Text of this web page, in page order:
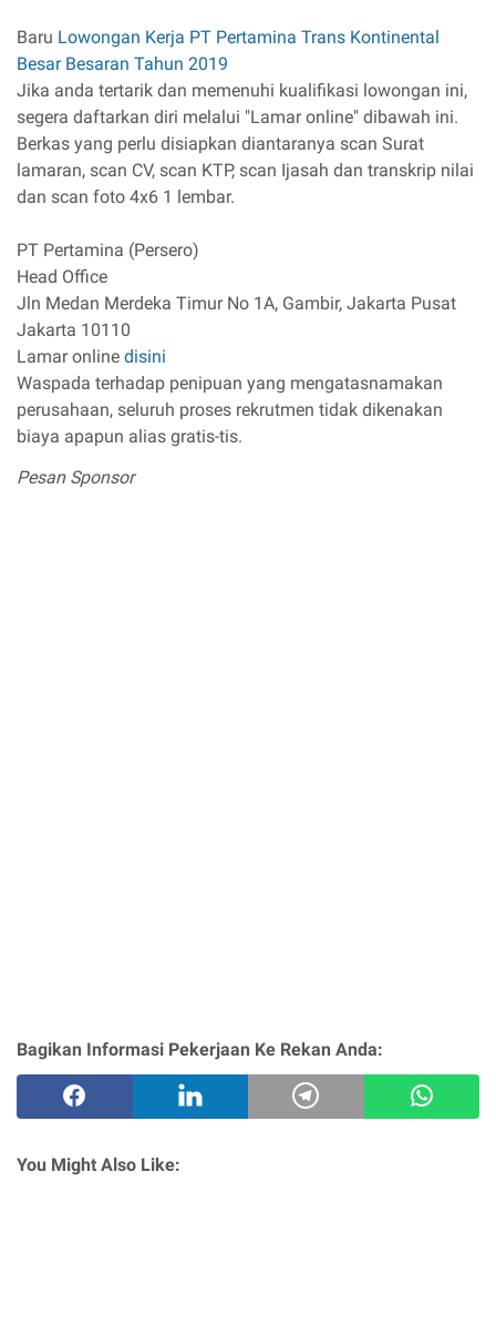
Baru Lowongan Kerja PT Pertamina Trans Kontinental
Besar Besaran Tahun 2019
Jika anda tertarik dan memenuhi kualifikasi lowongan ini,
segera daftarkan diri melalui "Lamar online" dibawah ini.
Berkas yang perlu disiapkan diantaranya scan Surat
lamaran, scan CV, scan KTP, scan Ijasah dan transkrip nilai
dan scan foto 4x6 1 lembar.
PT Pertamina (Persero)
Head Office
Jln Medan Merdeka Timur No 1A, Gambir, Jakarta Pusat
Jakarta 10110
Lamar online disini
Waspada terhadap penipuan yang mengatasnamakan
perusahaan, seluruh proses rekrutmen tidak dikenakan
biaya apapun alias gratis-tis.
Pesan Sponsor
Bagikan Informasi Pekerjaan Ke Rekan Anda:
You Might Also Like: